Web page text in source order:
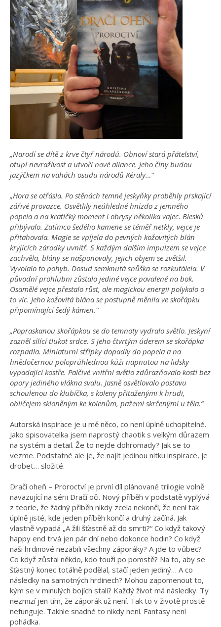
„Narodí se dítě z krve čtyř národů. Obnoví stará přátelství,
otupí nevraživost a utvoří nové aliance. Jeho činy budou
jazýčkem na vahách osudu národů Kéraly…“
„Hora se otřásla. Po stěnách temné jeskyňky proběhly prskající
zářivé provazce. Osvětlily neúhledné hnízdo z jemného
popela a na kratičký moment i obrysy několika vajec. Blesků
přibývalo. Zatímco šedého kamene se téměř netkly, vejce je
přitahovala. Magie se vpíjela do pevných kožovitých blán
kryjících zárodky uvnitř. S každým dalším impulzem se vejce
zachvěla, blány se našponovaly, jejich objem se zvětšil.
Vyvolalo to pohyb. Dosud semknutá snůška se rozkutálela. V
původní prohlubni zůstalo jediné vejce povalené na bok.
Osamělé vejce přestalo růst, ale magickou energii polykalo o
to víc. Jeho kožovitá blána se postupně měnila ve skořápku
připomínající šedý kámen.“
„Popraskanou skořápkou se do temnoty vydralo světlo. Jeskyní
zazněl sílící tlukot srdce. S jeho čtvrtým úderem se skořápka
rozpadla. Miniaturní střípky dopadly do popela a na
hnědočernou poloprůhlednou kůži napnutou na lidsky
vypadající kostře. Palčivé vnitřní světlo zdůrazňovalo kosti bez
opory jediného vlákna svalu. Jasně osvětlovalo postavu
schoulenou do klubíčka, s koleny přitaženými k hrudi,
obličejem skloněným ke kolenům, pažemi skrčenými u těla.“
Autorská inspirace je u mě něco, co není úplně uchopitelné.
Jako spisovatelka jsem naprostý chaotik s velkým důrazem
na systém a detail. Že to nejde dohromady? Jak se to
vezme. Podstatné ale je, že najít jedinou nitku inspirace, je
drobet… složité.
Dračí oheň – Proroctví je první díl plánované trilogie volně
navazující na sérii Dračí oči. Nový příběh v podstatě vyplývá
z teorie, že žádný příběh nikdy zcela nekončí, že není tak
úplně jisté, kde jeden příběh končí a druhý začíná. Jak
vlastně vypadá „A žili šťastně až do smrti?“ Co když takový
happy end trvá jen pár dní nebo dokonce hodin? Co když
naši hrdinové nezabili všechny záporáky? A jde to vůbec?
Co když zůstal někdo, kdo touží po pomstě? Na to, aby se
šťastný konec totálně podělal, stačí jeden jediný… A co
následky na samotných hrdinech? Mohou zapomenout to,
kým se v minulých bojích stali? Každý život má následky. Ty
nezmizí jen tím, že záporák už není. Tak to v životě prostě
nefunguje. Takhle snadné to nikdy není. Fantasy není
pohádka.